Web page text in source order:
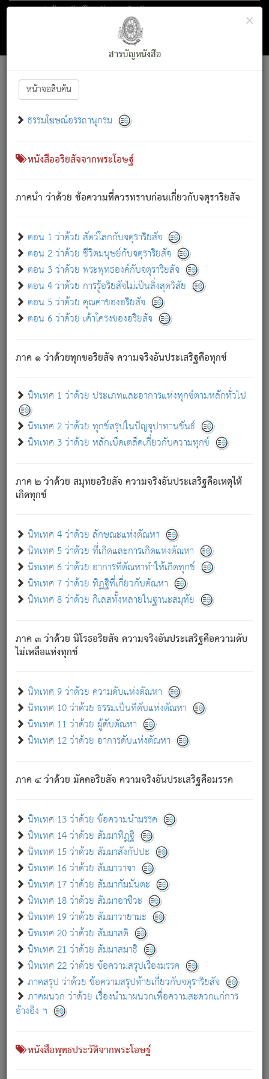
ตอน 1 ว่าด้วย สัตว์โลกกับจตุราริยสัจ
สารบัญ×
สารบัญหนังสือ
หน้าจอสืบค้น
ธรรมโฆษณ์อรรถานุกรม
หนังสืออริยสัจจากพระโอษฐ์
ภาคนำ ว่าด้วย ข้อความที่ควรทราบก่อนเกี่ยวกับจตุราริยสัจ
ตอน 1 ว่าด้วย สัตว์โลกกับจตุราริยสัจ
ตอน 2 ว่าด้วย ชีวิตมนุษย์กับจตุราริยสัจ
ตอน 3 ว่าด้วย พระพุทธองค์กับจตุราริยสัจ
ตอน 4 ว่าด้วย การรู้อริยสัจไม่เป็นสิ่งสุดวิสัย
ตอน 5 ว่าด้วย คุณค่าของอริยสัจ
ตอน 6 ว่าด้วย เค้าโครงของอริยสัจ
ภาค ๑ ว่าด้วยทุกขอริยสัจ ความจริงอันประเสริฐคือทุกข์
นิทเทศ 1 ว่าด้วย ประเภทและอาการแห่งทุกข์ตามหลักทั่วไป
นิทเทศ 2 ว่าด้วย ทุกข์สรุปในปัญจุปาทานขันธ์
นิทเทศ 3 ว่าด้วย หลักเบ็ดเตล็ดเกี่ยวกับความทุกข์
ภาค ๒ ว่าด้วย สมุทยอริยสัจ ความจริงอันประเสริฐคือเหตุให้
เกิดทุกข์
นิทเทศ 4 ว่าด้วย ลักษณะแห่งตัณหา
นิทเทศ 5 ว่าด้วย ที่เกิดและการเกิดแห่งตัณหา
นิทเทศ 6 ว่าด้วย อาการที่ตัณหาทำให้เกิดทุกข์
นิทเทศ 7 ว่าด้วย ทิฏฐิที่เกี่ยวกับตัณหา
นิทเทศ 8 ว่าด้วย กิเลสทั้งหลายในฐานะสมุทัย
ภาค ๓ ว่าด้วย นิโรธอริยสัจ ความจริงอันประเสริฐคือความดับ
ไม่เหลือแห่งทุกข์
นิทเทศ 9 ว่าด้วย ความดับแห่งตัณหา
นิทเทศ 10 ว่าด้วย ธรรมเป็นที่ดับแห่งตัณหา
นิทเทศ 11 ว่าด้วย ผู้ดับตัณหา
นิทเทศ 12 ว่าด้วย อาการดับแห่งตัณหา
ภาค ๔ ว่าด้วย มัคคอริยสัจ ความจริงอันประเสริฐคือมรรค
นิทเทศ 13 ว่าด้วย ข้อความนำมรรค
นิทเทศ 14 ว่าด้วย สัมมาทิฏฐิ
นิทเทศ 15 ว่าด้วย สัมมาสังกัปปะ
นิทเทศ 16 ว่าด้วย สัมมาวาจา
นิทเทศ 17 ว่าด้วย สัมมากัมมันตะ
นิทเทศ 18 ว่าด้วย สัมมาอาชีวะ
นิทเทศ 19 ว่าด้วย สัมมาวายามะ
นิทเทศ 20 ว่าด้วย สัมมาสติ
นิทเทศ 21 ว่าด้วย สัมมาสมาธิ
นิทเทศ 22 ว่าด้วย ข้อความสรุปเรื่องมรรค
ภาคสรุป ว่าด้วย ข้อความสรุปท้ายเกี่ยวกับจตุราริยสัจ
ภาคผนวก ว่าด้วย เรื่องนำมาผนวกเพื่อความสะดวกแก่การ
อ้างอิง ฯ
หนังสือพุทธประวัติจากพระโอษฐ์
Font :15 ]||
สัตว์โลกนี้ เกิดความเดือดร้อนแล้ว มีผัสสะบังหน้า
เขาสำคัญสิ่งใด โดยความเป็นประการใด แต่สิ่งนั้นย่อมเป็น
(ตามที่เป็นจริง) โดยประการอื่นจากที่เขาสำคัญนั้น
สัตว์โลกติดข้องอยู่ในภพ ถูกภพบังหน้าแล้ว มีภพโดยความ
เป็นอย่างอื่น (จากที่มันเป็นอยู่จริง) จึงได้เพลิดเพลินยิ่งนักในภพ
เขาเพลิดเพลินยิ่งนักในสิ่งใด สิ่งนั้นเป็นภัย (ที่เขาไม่รู้จัก)
เขากลัวต่อสิ่งใดสิ่งนั้นเป็นทุกข์
พรหมจรรย์นี้ อันบุคคลย่อมประพฤติ ก็เพื่อการละขาดซึ่ง
ภพ.
สมณะหรือพราหมณ์เหล่าใด กล่าวความหลุดพ้นจากภพว่า
มีได้เพราะภพ เรากล่าวว่า สมณะหรือพราหมณ์ทั้งปวงนั้น
มิใช่ผู้หลดพ้นจากภพ.
ภพ ว่ามีได้เพราะวิภพ[2]: เรากล่าวว่า สมณะหรือพราหมณ์ทั้ง
ปวงนั้น ก็ยังสลัดภพออกไปไม่ได้.
ก็ทุกข์นี้มีขึ้น เพราะอาศัยซึ่งอุปธิทั้งปวง.
เพราะความสิ้นไปแห่งอุปาทานทั้งปวง ความเกิดขึ้นแห่ง
ทุกข์จึงไม่มี.
ท่านจงดูโลกนี้เถิด (จะเห็นว่า) สัตว์ทั้งหลายอันอวิชาหนา
แน่นบังหนาแล้ว; และว่า สัตว์ผู้ยินดีในภพอันเป็นแล้วนั้น ย่อม
อันเป็นไปในที่หรือเวลาทั้งปวง[3]เพื่อความมีแห่งประโยชน์โดย
ประการทั้งปวง; ภพทั้งหลายทั้งหมดนั้น ไม่เที่ยง เป็นทุกข์ มี
ความแปรปรวนเป็นธรรมดา.
อย่างนี้อยู่; เขาย่อมละภวตัณหาได้ และไม่เพลิดเพลินวิภวตัณหา
ด้วย.
ความดับเพราะความสำรอกไม่เหลือ (แห่งภพทั้งหลาย)
เพราะความสิ้นไปแห่งตัณหาโดยประการทั้งปวง นั้นคือ
นิพพาน.
ภพใหม่ย่อมไม่มีแก่ภิกษุนั้น ผู้ดับเย็นสนิทแล้ว เพราะไม่มี
ภิกษุนั้น เป็นผู้ครอบงำมารได้แล้ว ชนะสงครามแล้ว ก้าวล่วง
ภพทั้งหลายทั้งปวงได้แล้ว เป็นผู้คงที่ (คือไม่เปลี่ยนแปลงอีกต่อ
- อุ.ขุ. ๒๕/๑๒๑/๘๔.
(ข้อความนี้ เป็นพระพุทธอุทานที่ทรงเปล่งออก ที่โคนต้นโพธิ์
เป็นที่ตรัสรู้ เมื่อตรัสรู้แล้วได้ 7 วัน)
เกี่ยวกับธรรมโฆษณ์ออนไลน์ (Disclaimer)
แม้ระบบ "ธรรมโฆษณ์ออนไลน์" พยายามปรับปรุงข้อมูลให้ถูกต้องมากที่สุด
ผู้ศึกษาก็พึงตรวจสอบกับตัวเล่มหนังสือต้นฉบับ ที่มีการพิมพ์ครั้งล่าสุด
ก่อนนำข้อมูลไปใช้ในการอ้างอิง"
เกี่ยวกับอัตถจารี|เกี่ยวกับการพัฒนา|แจ้งข้อผิดพลาด / แนะนำ
หนังสือที่เกี่ยวข้อง